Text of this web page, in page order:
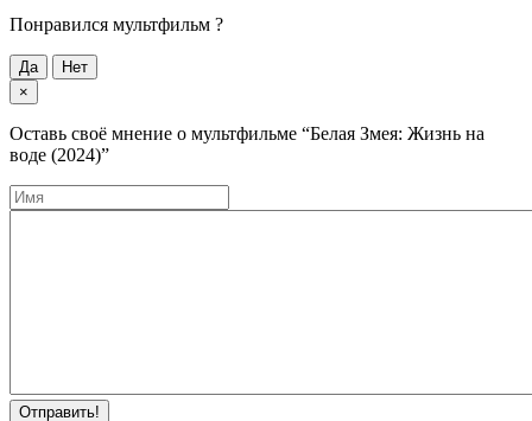
Понравился мультфильм ?
Да
Нет
×
Оставь своё мнение о мультфильме “Белая Змея: Жизнь на
воде (2024)”
Отправить!